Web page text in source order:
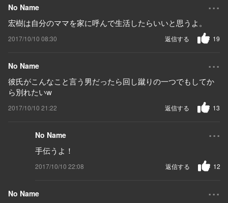
No Name
宏樹は自分のママを家に呼んで生活したらいいと思うよ。
2017/10/10 08:30 19
返信する
No Name ...
彼氏がこんなこと言う男だったら回し蹴りの一つでもしてか
ら別れたいw
2017/10/10 21:22 13
返信する
No Name ...
手伝うよ！
2017/10/10 22:08 12
返信する
No Name ...